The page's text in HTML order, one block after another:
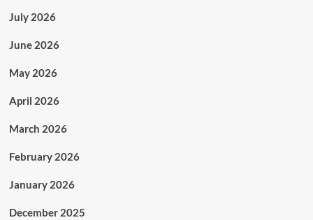
July 2026
June 2026
May 2026
April 2026
March 2026
February 2026
January 2026
December 2025